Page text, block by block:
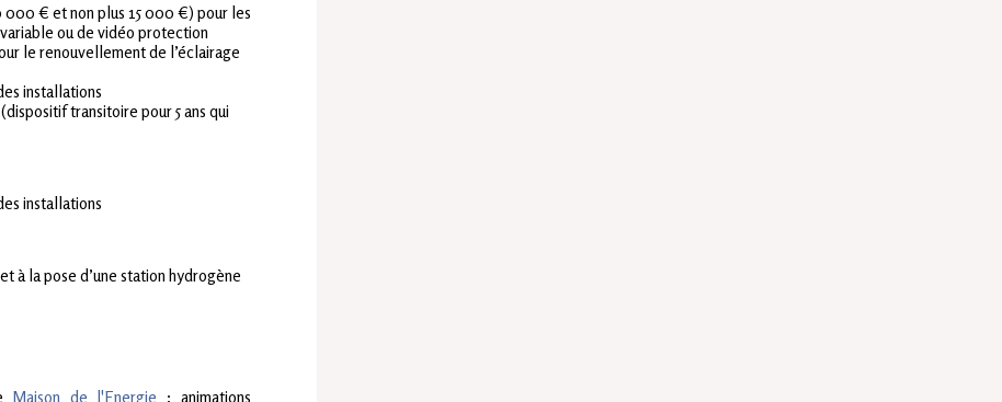
€ et non plus 15 000 €) pour les
ou de vidéo protection
le renouvellement de l’éclairage
installations
transitoire pour 5 ans qui
installations
à la pose d’une station hydrogène
Maison de l'Energie : animations